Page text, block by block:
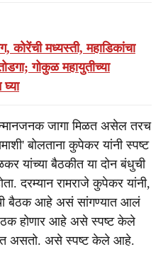
मध्यस्ती, महाडिकांचा
गोकुळ महायुतीच्या
जागा मिळत असेल तरच
बोलताना कुपेकर यांनी स्पष्ट
यांच्या बैठकीत या दोन बंधुची
दरम्यान रामराजे कुपेकर यांनी,
बैठक आहे असं सांगण्यात आलं
होणार आहे असे स्पष्ट केले
असतो. असे स्पष्ट केले आहे.